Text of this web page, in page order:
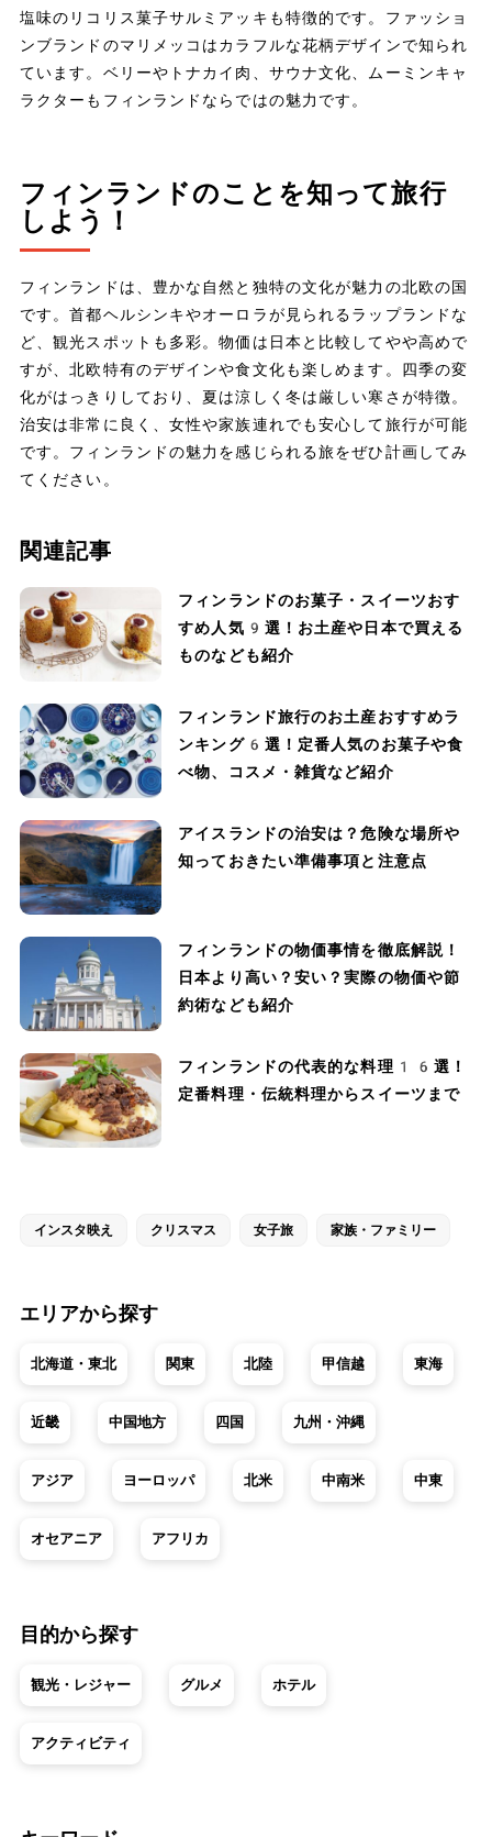
塩味のリコリス菓子サルミアッキも特徴的です。ファッショ
ンブランドのマリメッコはカラフルな花柄デザインで知られ
ています。ベリーやトナカイ肉、サウナ文化、ムーミンキャ
ラクターもフィンランドならではの魅力です。
フィンランドのことを知って旅行
しよう！
フィンランドは、豊かな自然と独特の文化が魅力の北欧の国
です。首都ヘルシンキやオーロラが見られるラップランドな
ど、観光スポットも多彩。物価は日本と比較してやや高めで
すが、北欧特有のデザインや食文化も楽しめます。四季の変
化がはっきりしており、夏は涼しく冬は厳しい寒さが特徴。
治安は非常に良く、女性や家族連れでも安心して旅行が可能
です。フィンランドの魅力を感じられる旅をぜひ計画してみ
てください。
関連記事
フィンランドのお菓子・スイーツおす
すめ人気9選！お土産や日本で買える
ものなども紹介
フィンランド旅行のお土産おすすめラ
ンキング6選！定番人気のお菓子や食
べ物、コスメ・雑貨など紹介
アイスランドの治安は？危険な場所や
知っておきたい準備事項と注意点
フィンランドの物価事情を徹底解説！
日本より高い？安い？実際の物価や節
約術なども紹介
フィンランドの代表的な料理16選！
定番料理・伝統料理からスイーツまで
インスタ映え クリスマス 女子旅 家族・ファミリー
エリアから探す
北海道・東北 関東 北陸 甲信越 東海
近畿 中国地方 四国 九州・沖縄
アジア ヨーロッパ 北米 中南米 中東
オセアニア アフリカ
目的から探す
観光・レジャー グルメ ホテル
アクティビティ